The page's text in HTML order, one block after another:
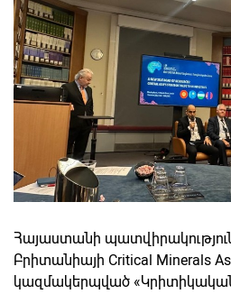
Հայաստանի
Բրիտանիայի Critical Minerals
կազմակերպված «Կրիտիկական